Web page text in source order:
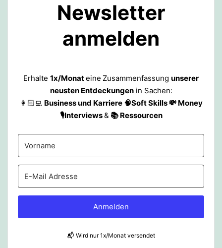
Newsletter
anmelden
Erhalte 1x/Monateine Zusammenfassung unserer
neusten Entdeckungenin Sachen:
👩🏻‍💻 Business und Karriere 🧠Soft Skills 💸 Money
🎙️Interviews& 📚 Ressourcen
Anmelden
📬 Wird nur 1x/Monat versendet